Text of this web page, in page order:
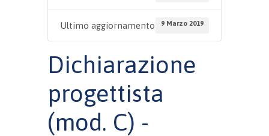
Ultimo aggiornamento 9 Marzo 2019
Dichiarazione
progettista
(mod. C) -